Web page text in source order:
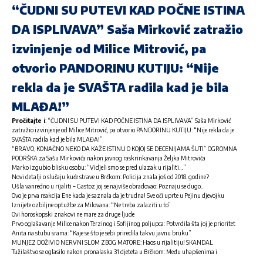
“ČUDNI SU PUTEVI KAD POČNE ISTINA
DA ISPLIVAVA” Saša Mirković zatražio
izvinjenje od Milice Mitrović, pa
otvorio PANDORINU KUTIJU: “Nije
rekla da je SVAŠTA radila kad je bila
MLAĐA!”
Pročitajte i: “ČUDNI SU PUTEVI KAD POČNE ISTINA DA ISPLIVAVA” Saša Mirković
zatražio izvinjenje od Milice Mitrović, pa otvorio PANDORINU KUTIJU: “Nije rekla da je
SVAŠTA radila kad je bila MLAĐA!”
“BRAVO, KONAČNO NEKO DA KAŽE ISTINU O KOJOJ SE DECENIJAMA ŠUTI” OGROMNA
PODRŠKA za Sašu Mirkovića nakon javnog raskrinkavanja Željka Mitrovića
Marko izgubio blisku osobu: “Vidjeli smo se pred ulazak u rijaliti…”
Novi detalji o slučaju kuće strave u Brčkom: Policija znala još od 2018. godine?
Ušla vanredno u rijaliti – Gastoz joj se najviše obradovao: Poznaju se dugo…
Ovo je prva reakcija Ene kada je saznala da je trudna! Sve oči uprte u Pejinu djevojku
Iznijete ozbiljne optužbe za Milovana: “Ne treba zalaziti u to”
Ovi horoskopski znakovi ne mare za druge ljude
Prvo oglašavanje Milice nakon Terzinog i Sofijinog poljupca: Potvrdila šta joj je prioritet
Anita na stubu srama: “Kaje se što je sebi priredila takvu javnu bruku”
MUNJEZ DOŽIVIO NERVNI SLOM ZBOG MATORE: Haos u rijalitiju! SKANDAL
Tužilaštvo se oglasilo nakon pronalaska 31 djeteta u Brčkom: Među uhapšenima i